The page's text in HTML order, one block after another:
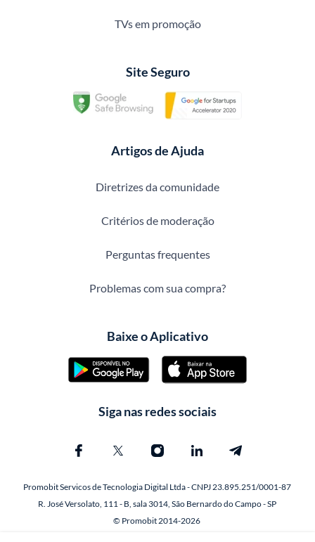
TVs em promoção
Site Seguro
Artigos de Ajuda
Diretrizes da comunidade
Critérios de moderação
Perguntas frequentes
Problemas com sua compra?
Baixe o Aplicativo
Siga nas redes sociais
Promobit Servicos de Tecnologia Digital Ltda - CNPJ 23.895.251/0001-87
R. José Versolato, 111 - B, sala 3014, São Bernardo do Campo - SP
© Promobit 2014-2026